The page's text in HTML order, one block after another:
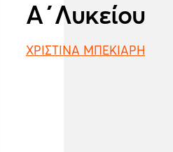
Α΄Λυκείου
ΧΡΙΣΤΙΝΑ ΜΠΕΚΙΑΡΗ